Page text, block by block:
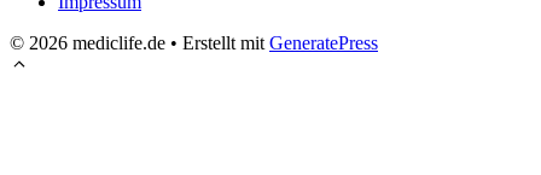
© 2026 mediclife.de • Erstellt mit GeneratePress